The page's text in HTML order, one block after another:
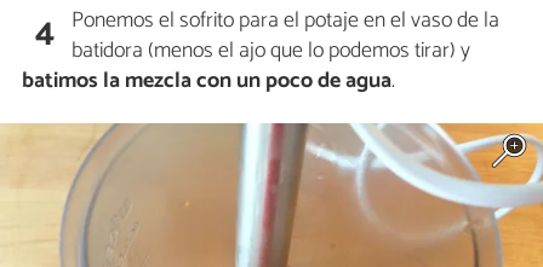
4 Ponemos el sofrito para el potaje en el vaso de la
batidora (menos el ajo que lo podemos tirar) y
batimos la mezcla con un poco de agua.